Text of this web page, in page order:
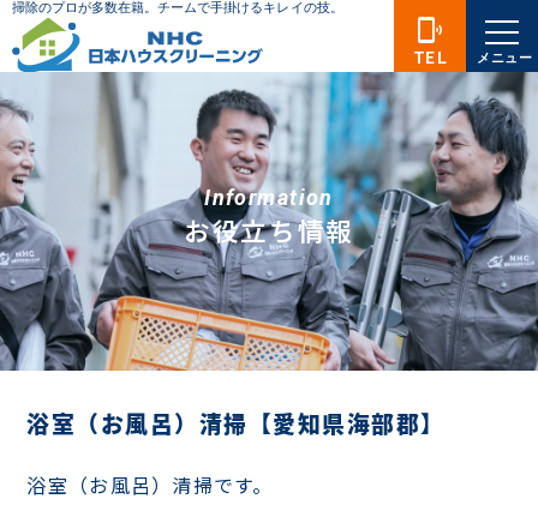
Information
お役立ち情報
浴室（お風呂）清掃【愛知県海部郡】
浴室（お風呂）清掃です。
phonelink_ring
TEL メニュー